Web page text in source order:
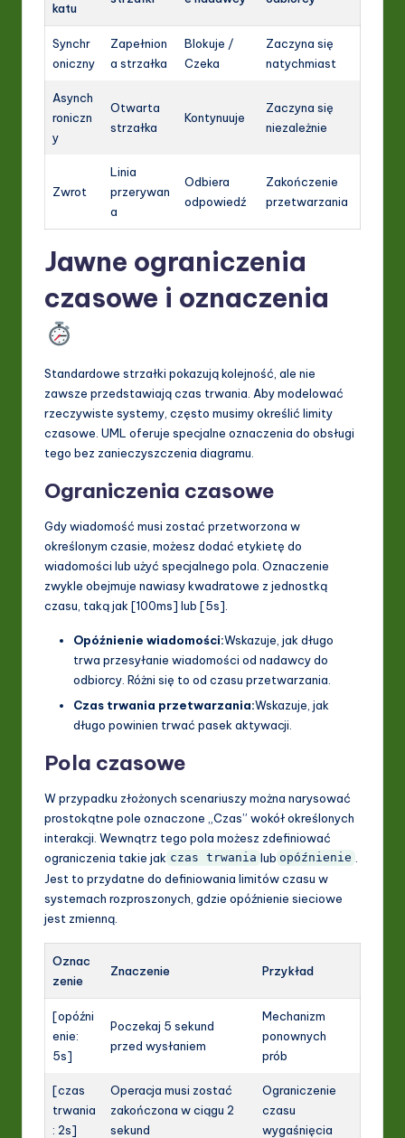
katu
Synchr
oniczny
Zapełnion
a strzałka
Blokuje /
Czeka
Zaczyna się
natychmiast
Asynch
roniczn
y
Otwarta
strzałka
Kontynuuje
Zaczyna się
niezależnie
Zwrot
Linia
przerywan
a
Odbiera
odpowiedź
Zakończenie
przetwarzania
Jawne ograniczenia
czasowe i oznaczenia
Standardowe strzałki pokazują kolejność, ale nie
zawsze przedstawiają czas trwania. Aby modelować
rzeczywiste systemy, często musimy określić limity
czasowe. UML oferuje specjalne oznaczenia do obsługi
tego bez zanieczyszczenia diagramu.
Ograniczenia czasowe
Gdy wiadomość musi zostać przetworzona w
określonym czasie, możesz dodać etykietę do
wiadomości lub użyć specjalnego pola. Oznaczenie
zwykle obejmuje nawiasy kwadratowe z jednostką
czasu, taką jak [100ms] lub [5s].
Opóźnienie wiadomości:Wskazuje, jak długo
trwa przesyłanie wiadomości od nadawcy do
odbiorcy. Różni się to od czasu przetwarzania.
Czas trwania przetwarzania:Wskazuje, jak
długo powinien trwać pasek aktywacji.
Pola czasowe
W przypadku złożonych scenariuszy można narysować
prostokątne pole oznaczone „Czas” wokół określonych
interakcji. Wewnątrz tego pola możesz zdefiniować
ograniczenia takie jak czas trwania lub opóźnienie
Jest to przydatne do definiowania limitów czasu w
systemach rozproszonych, gdzie opóźnienie sieciowe
jest zmienną.
Oznac
zenie
Znaczenie Przykład
[opóźni
enie:
5s]
Poczekaj 5 sekund
przed wysłaniem
Mechanizm
ponownych
prób
[czas
trwania
: 2s]
Operacja musi zostać
zakończona w ciągu 2
sekund
Ograniczenie
czasu
wygaśnięcia